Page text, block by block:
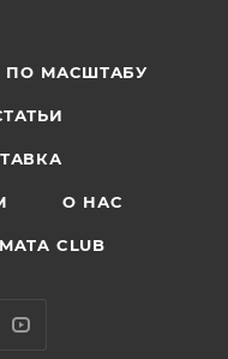
ПО МАСШТАБУ
О НАС
CLUB